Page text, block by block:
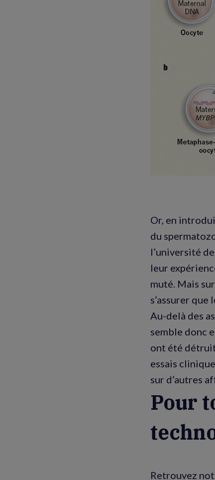
Or, en
du
l’université
leur
muté. Mais
s’assurer
Au-delà des
semble donc
ont été
essais
sur d’autres
Pour
Retrouvez